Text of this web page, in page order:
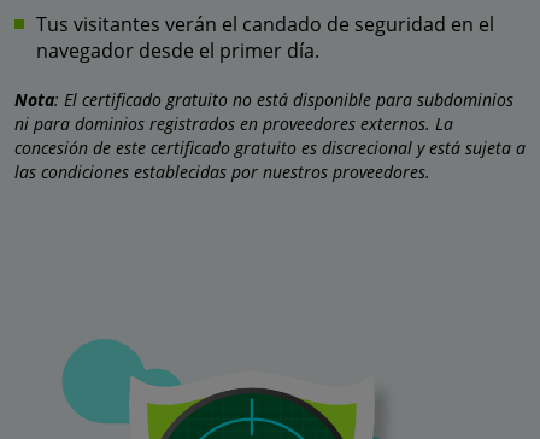
Tus visitantes verán el candado de seguridad en el
navegador desde el primer día.
Nota: El certificado gratuito no está disponible para subdominios
ni para dominios registrados en proveedores externos. La
concesión de este certificado gratuito es discrecional y está sujeta a
las condiciones establecidas por nuestros proveedores.